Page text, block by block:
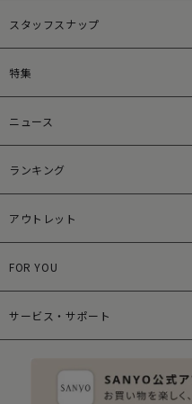
スタッフスナップ
特集
ニュース
ランキング
アウトレット
FOR YOU
サービス・サポート